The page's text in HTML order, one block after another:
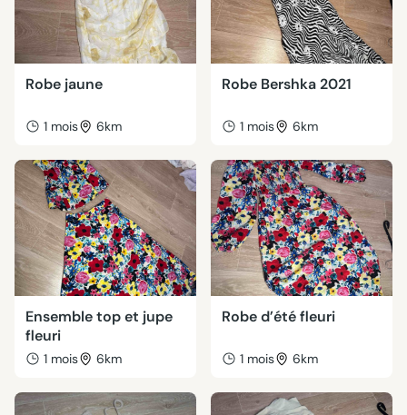
Robe jaune
1 mois 6km
Robe Bershka 2021
1 mois 6km
Ensemble top et jupe
fleuri
1 mois 6km
Robe d’été fleuri
1 mois 6km